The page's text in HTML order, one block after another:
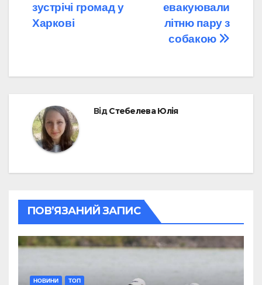
евакуювали
літню пару з
собакою
зустрічі громад у
Харкові
ВідСтебелева Юлія
ПОВ’ЯЗАНИЙ ЗАПИС
НОВИНИ ТОП